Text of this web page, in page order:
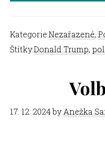
Kategorie:Nezařazené,
Štítky:Donald Trump,
17. 12. 2024by Anežka